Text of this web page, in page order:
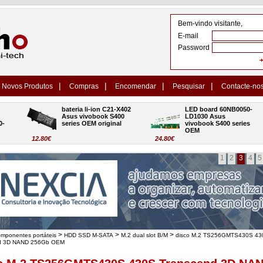
Bem-vindo visitante,
E-mail
Password
Novos Produtos | Compras | Encomendar | Pesquisar | Contacte-
12.80€
bateria li-ion C21-X402
Asus vivobook S400
series OEM original
24.80€
LED board 60NB0050-
LD1030 Asus
vivobook S400 series
OEM
1 2 3 4 5
portáteis > HDD SSD M-SATA > M.2 dual slot B/M > disco M.2 TS256GMTS430S
3D NAND 256Gb OEM